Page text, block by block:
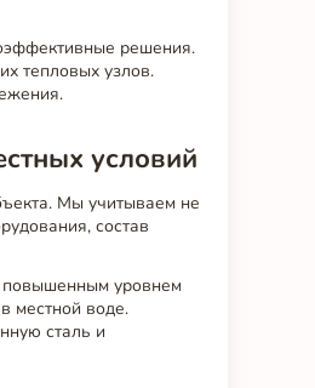
решения.
тепловых узлов.
условий
Мы учитываем не
состав
повышенным уровнем
местной воде.
сталь и